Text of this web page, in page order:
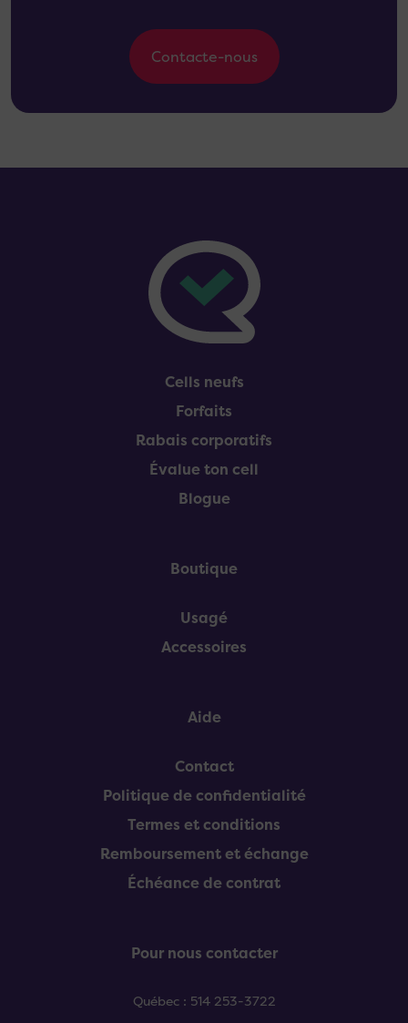
Contacte-nous
Cells neufs
Forfaits
Rabais corporatifs
Évalue ton cell
Blogue
Boutique
Usagé
Accessoires
Aide
Contact
Politique de confidentialité
Termes et conditions
Remboursement et échange
Échéance de contrat
Pour nous contacter
Québec : 514 253-3722